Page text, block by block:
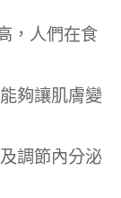
，人們在食
夠讓肌膚變
調節內分泌